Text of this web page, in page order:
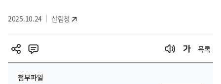
2025.10.24 산림청
목록
첨부파일